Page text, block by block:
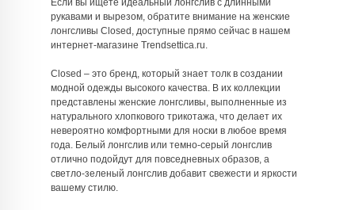
Если вы ищете идеальный лонгслив с длинными
рукавами и вырезом, обратите внимание на женские
лонгсливы Closed, доступные прямо сейчас в нашем
интернет-магазине Trendsettica.ru.
Closed – это бренд, который знает толк в создании
модной одежды высокого качества. В их коллекции
представлены женские лонгсливы, выполненные из
натурального хлопкового трикотажа, что делает их
невероятно комфортными для носки в любое время
года. Белый лонгслив или темно-серый лонгслив
отлично подойдут для повседневных образов, а
светло-зеленый лонгслив добавит свежести и яркости
вашему стилю.